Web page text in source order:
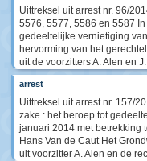
Uittreksel uit arrest nr. 96/
5576, 5577, 5586 en 5587
gedeeltelijke vernietiging
hervorming van het
uit de voorzitters A. Alen en
arrest
Uittreksel uit arrest nr. 157/
zake : het beroep tot
januari 2014 met betrekking
Hans Van de Caut Het
uit voorzitter A. Alen en de